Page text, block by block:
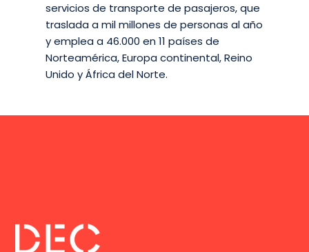
servicios de transporte de pasajeros, que
traslada a mil millones de personas al año
y emplea a 46.000 en 11 países de
Norteamérica, Europa continental, Reino
Unido y África del Norte.